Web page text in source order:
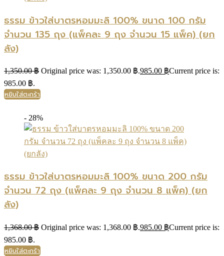
ธรรม ข้าวใส่บาตรหอมมะลิ 100% ขนาด 100 กรัม
จำนวน 135 ถุง (แพ็คละ 9 ถุง จำนวน 15 แพ็ค) (ยก
ลัง)
1,350.00฿ Original price was: 1,350.00 ฿.985.00 ฿Current price is:
985.00 ฿.
หยิบใส่ตะกร้า
- 28%
ธรรม ข้าวใส่บาตรหอมมะลิ 100% ขนาด 200 กรัม
จำนวน 72 ถุง (แพ็คละ 9 ถุง จำนวน 8 แพ็ค) (ยก
ลัง)
1,368.00฿ Original price was: 1,368.00 ฿.985.00 ฿Current price is:
985.00 ฿.
หยิบใส่ตะกร้า